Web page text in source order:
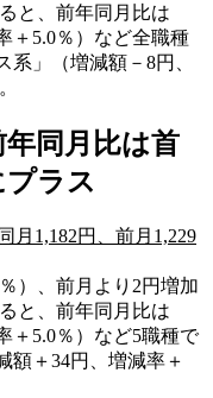
と、前年同月比は
＋5.0％）など全職種
」（増減額－8円、
同月比は首
ラス
月1,182円、前月1,229
）、前月より2円増加
と、前年同月比は
＋5.0％）など5職種で
額＋34円、増減率＋